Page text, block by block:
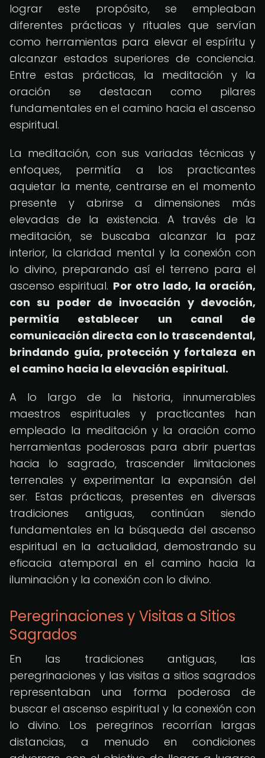
lograr este propósito, se empleaban
diferentes prácticas y rituales que servían
como herramientas para elevar el espíritu y
alcanzar estados superiores de conciencia.
Entre estas prácticas, la meditación y la
oración se destacan como pilares
fundamentales en el camino hacia el ascenso
espiritual.
La meditación, con sus variadas técnicas y
enfoques, permitía a los practicantes
aquietar la mente, centrarse en el momento
presente y abrirse a dimensiones más
elevadas de la existencia. A través de la
meditación, se buscaba alcanzar la paz
interior, la claridad mental y la conexión con
lo divino, preparando así el terreno para el
ascenso espiritual. Por otro lado, la oración,
con su poder de invocación y devoción,
permitía establecer un canal de
comunicación directa con lo trascendental,
brindando guía, protección y fortaleza en
el camino hacia la elevación espiritual.
A lo largo de la historia, innumerables
maestros espirituales y practicantes han
empleado la meditación y la oración como
herramientas poderosas para abrir puertas
hacia lo sagrado, trascender limitaciones
terrenales y experimentar la expansión del
ser. Estas prácticas, presentes en diversas
tradiciones antiguas, continúan siendo
fundamentales en la búsqueda del ascenso
espiritual en la actualidad, demostrando su
eficacia atemporal en el camino hacia la
iluminación y la conexión con lo divino.
Peregrinaciones y Visitas a Sitios
Sagrados
En las tradiciones antiguas, las
peregrinaciones y las visitas a sitios sagrados
representaban una forma poderosa de
buscar el ascenso espiritual y la conexión con
lo divino. Los peregrinos recorrían largas
distancias, a menudo en condiciones